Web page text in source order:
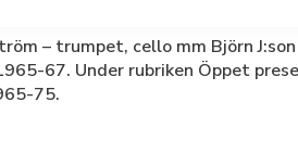
– trumpet, cello mm Björn
67. Under rubriken Öppet
75.